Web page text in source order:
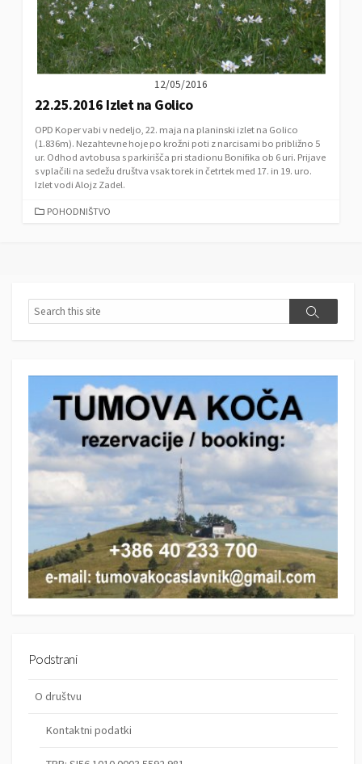
12/05/2016
22.25.2016 Izlet na Golico
OPD Koper vabi v nedeljo, 22. maja na planinski izlet na Golico
(1.836m). Nezahtevne hoje po krožni poti z narcisami bo približno 5
ur. Odhod avtobusa s parkirišča pri stadionu Bonifika ob 6 uri. Prijave
s vplačili na sedežu društva vsak torek in četrtek med 17. in 19. uro.
Izlet vodi Alojz Zadel.
C
R
I
POHODNIŠTVO
e
S
c
Podstrani
O društvu
Kontaktni podatki